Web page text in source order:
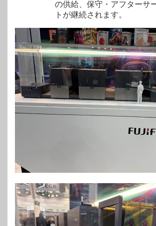
の供給、保守・アフターサ
トが継続されます。